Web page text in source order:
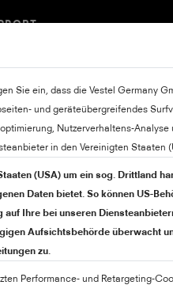
Sie ein, dass die Vestel Germany
und geräteübergreifendes
Nutzerverhaltens-Analyse
in den Vereinigten Staaten
(USA) um ein sog. Drittland
Daten bietet. So können US-
Ihre bei unseren
Aufsichtsbehörde überwacht
zu.
Performance- und Retargeting-